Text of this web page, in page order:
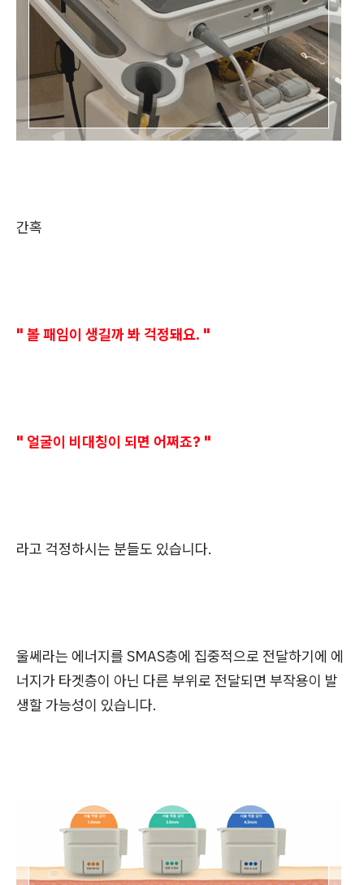
간혹
" 볼 패임이 생길까 봐 걱정돼요. "
" 얼굴이 비대칭이 되면 어쩌죠? "
라고 걱정하시는 분들도 있습니다.
울쎄라는 에너지를 SMAS층에 집중적으로 전달하기에 에
너지가 타겟층이 아닌 다른 부위로 전달되면 부작용이 발
생할 가능성이 있습니다.